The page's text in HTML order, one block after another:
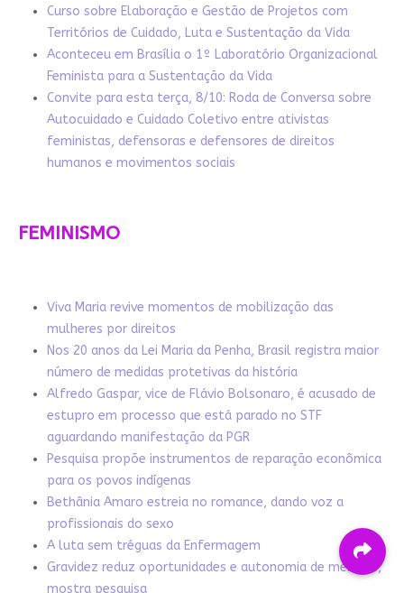
Curso sobre Elaboração e Gestão de Projetos com
Territórios de Cuidado, Luta e Sustentação da Vida
Aconteceu em Brasília o 1º Laboratório Organizacional
Feminista para a Sustentação da Vida
Convite para esta terça, 8/10: Roda de Conversa sobre
Autocuidado e Cuidado Coletivo entre ativistas
feministas, defensoras e defensores de direitos
humanos e movimentos sociais
FEMINISMO
Viva Maria revive momentos de mobilização das
mulheres por direitos
Nos 20 anos da Lei Maria da Penha, Brasil registra maior
número de medidas protetivas da história
Alfredo Gaspar, vice de Flávio Bolsonaro, é acusado de
estupro em processo que está parado no STF
aguardando manifestação da PGR
Pesquisa propõe instrumentos de reparação econômica
para os povos indígenas
Bethânia Amaro estreia no romance, dando voz a
profissionais do sexo
A luta sem tréguas da Enfermagem
Gravidez reduz oportunidades e autonomia de meninas,
mostra pesquisa